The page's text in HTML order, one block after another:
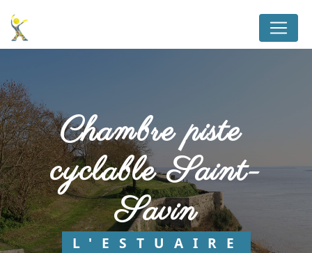
chambre piste
cyclable Saint-
Savin
L'ESTUAIRE